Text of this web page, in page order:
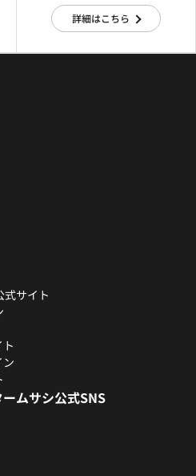
詳細はこちら
式サイト
ムサシ公式SNS